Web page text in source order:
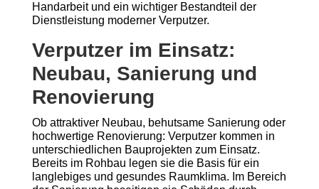
Handarbeit und ein wichtiger Bestandteil der
Dienstleistung moderner Verputzer.
Verputzer im Einsatz:
Neubau, Sanierung und
Renovierung
Ob attraktiver Neubau, behutsame Sanierung oder
hochwertige Renovierung: Verputzer kommen in
unterschiedlichen Bauprojekten zum Einsatz.
Bereits im Rohbau legen sie die Basis für ein
langlebiges und gesundes Raumklima. Im Bereich